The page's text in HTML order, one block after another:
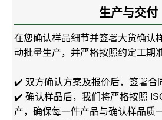
生产与交付
在您确认样品细节并签署大货确认
动批量生产，并严格按照约定工期
✔️ 双方确认方案及报价后，签署合
✔️ 确认样品后，我们将严格按照
产，确保每一件产品与确认样品质